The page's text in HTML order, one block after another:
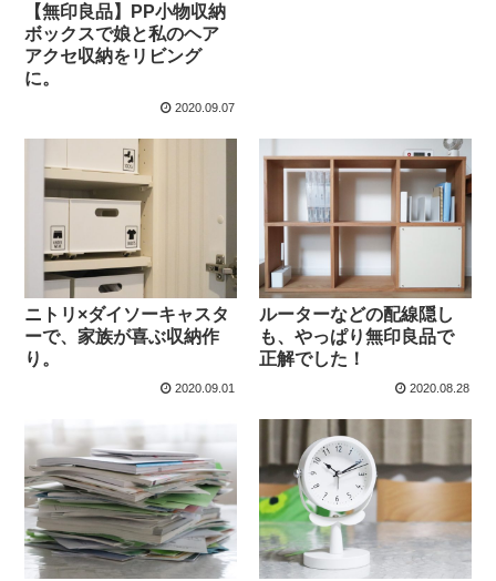
【無印良品】PP小物収納
ボックスで娘と私のヘア
アクセ収納をリビング
に。
2020.09.07
ニトリ×ダイソーキャスタ
ーで、家族が喜ぶ収納作
り。
2020.09.01
ルーターなどの配線隠し
も、やっぱり無印良品で
正解でした！
2020.08.28